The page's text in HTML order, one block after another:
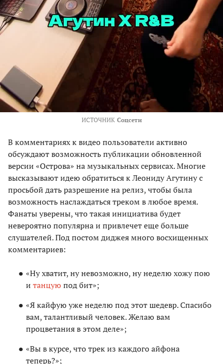
ИСТОЧНИК Соцсети
В комментариях к видео пользователи активно
обсуждают возможность публикации обновленной
версии «Острова» на музыкальных сервисах. Многие
высказывают идею обратиться к Леониду Агутину с
просьбой дать разрешение на релиз, чтобы была
возможность наслаждаться треком в любое время.
Фанаты уверены, что такая инициатива будет
невероятно популярна и привлечет еще больше
слушателей. Под постом диджея много восхищенных
комментариев:
«Ну хватит, ну невозможно, ну неделю хожу пою
и танцую под бит»;
«Я кайфую уже неделю под этот шедевр. Спасибо
вам, талантливый человек. Желаю вам
процветания в этом деле»;
«Вы в курсе, что трек из каждого айфона
теперь?»;